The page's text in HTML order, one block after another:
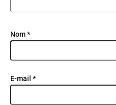
Nom*
E-mail *